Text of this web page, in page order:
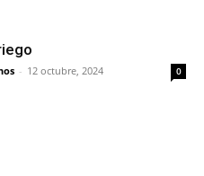
- 12 octubre, 2024 0